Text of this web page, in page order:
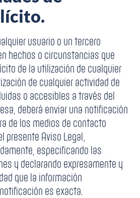
usuario o un tercero
hechos o circunstancias que
de la utilización de cualquier
de cualquier actividad de
o accesibles a través del
deberá enviar una notificación
de los medios de contacto
presente Aviso Legal,
especificando las
y declarando expresamente y
que la información
es exacta.